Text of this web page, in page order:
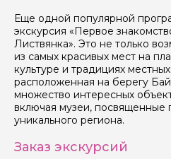
Еще одной популярной
экскурсия «Первое
Листвянка». Это не только
из самых красивых мест на
культуре и традициях
расположенная на берегу
множество интересных
включая музеи, посвященные
уникального региона.
Заказ экскурсий